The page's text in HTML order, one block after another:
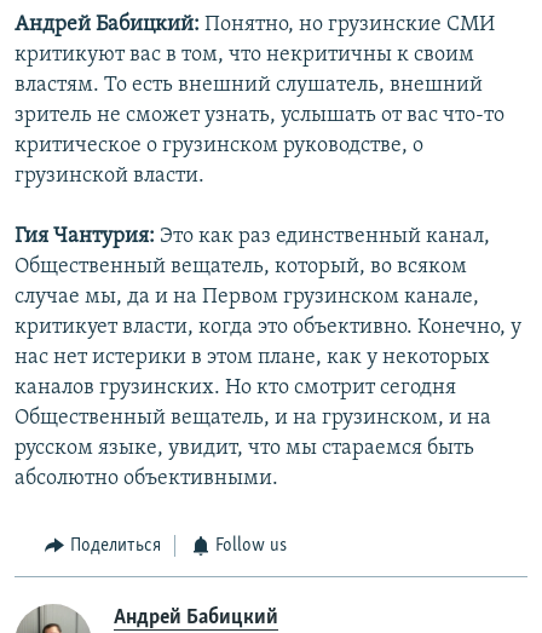
Андрей Бабицкий: Понятно, но грузинские СМИ
критикуют вас в том, что некритичны к своим
властям. То есть внешний слушатель, внешний
зритель не сможет узнать, услышать от вас что-то
критическое о грузинском руководстве, о
грузинской власти.
Гия Чантурия: Это как раз единственный канал,
Общественный вещатель, который, во всяком
случае мы, да и на Первом грузинском канале,
критикует власти, когда это объективно. Конечно, у
нас нет истерики в этом плане, как у некоторых
каналов грузинских. Но кто смотрит сегодня
Общественный вещатель, и на грузинском, и на
русском языке, увидит, что мы стараемся быть
абсолютно объективными.
Поделиться Follow us
Андрей Бабицкий